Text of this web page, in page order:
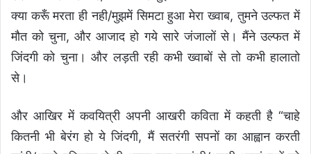
क्या करूँ मरता ही नही/मुझमें सिमटा हुआ मेरा ख्वाब, तुमने उल्फत में
मौत को चुना, और आजाद हो गये सारे जंजालों से। मैंने उल्फत में
जिंदगी को चुना। और लड़ती रही कभी ख्वाबों से तो कभी हालातो
से।
और आखिर में कवयित्री अपनी आखरी कविता में कहती है “चाहे
कितनी भी बेरंग हो ये जिंदगी, मैं सतरंगी सपनों का आह्वान करती